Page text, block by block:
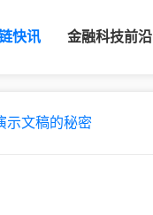
快讯 金融科技前沿
示文稿的秘密